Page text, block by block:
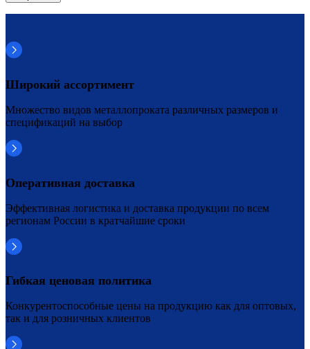
Широкий ассортимент
Множество видов металлопроката различных размеров и
спецификаций на выбор
Оперативная доставка
Эффективная логистика и доставка продукции по всем
регионам России в кратчайшие сроки
Гибкая ценовая политика
Конкурентоспособные цены на продукцию как для оптовых,
так и для розничных клиентов